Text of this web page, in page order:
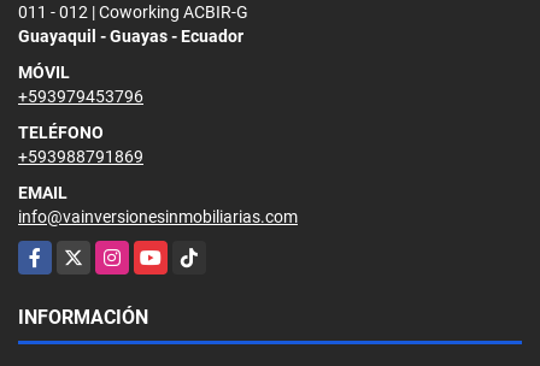
011 - 012 | Coworking ACBIR-G
Guayaquil - Guayas - Ecuador
MÓVIL
+593979453796
TELÉFONO
+593988791869
EMAIL
info@vainversionesinmobiliarias.com
Facebook
X InstagramYouTubeTikTok
INFORMACIÓN